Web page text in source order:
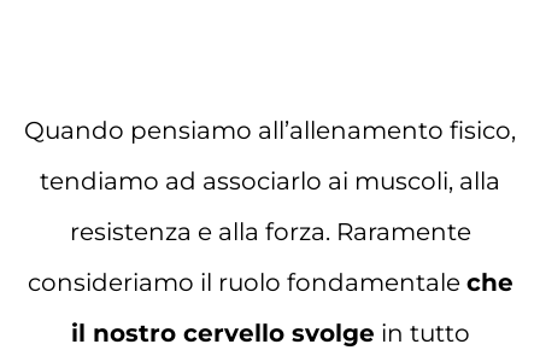
Quando pensiamo all’allenamento fisico,
tendiamo ad associarlo ai muscoli, alla
resistenza e alla forza. Raramente
consideriamo il ruolo fondamentale che
il nostro cervello svolge in tutto